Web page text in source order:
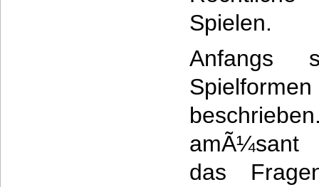
Spielen.
Anfangs
amÃ¼sant
das